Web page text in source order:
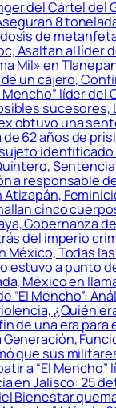
del Cártel del
8
de
Asaltan al líder
Mil» en
un cajero,
líder del
sucesores,
obtuvo una
62 años de
identificado
a responsable
Atizapán,
cinco
Gobernanza
del imperio
México, Todas
estuvo a punto
México en
“El Mencho”:
¿Quién
de una era para
Generación,
que sus
a “El Mencho”
en Jalisco: 25
Bienestar